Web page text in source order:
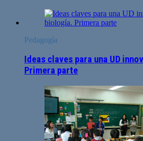
Pedagogía
Ideas claves para una UD
Primera parte